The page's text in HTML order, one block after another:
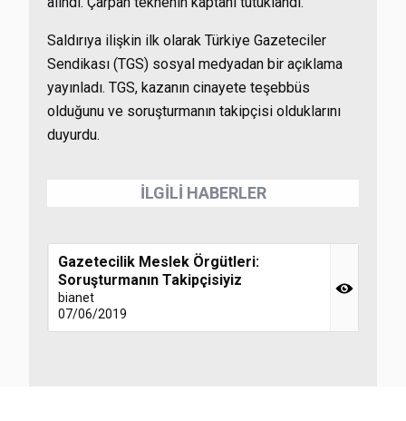
Saldırıya ilişkin ilk olarak Türkiye Gazeteciler
Sendikası (TGS) sosyal medyadan bir açıklama
yayınladı. TGS, kazanın cinayete teşebbüs
olduğunu ve soruşturmanın takipçisi olduklarını
duyurdu.
İLGİLİ HABERLER
Gazetecilik Meslek Örgütleri:
Soruşturmanın Takipçisiyiz
bianet
07/06/2019